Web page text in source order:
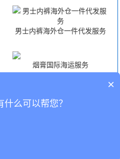
男士内裤海外仓一件代发服务
烟膏国际海运服务
烟膏FBA头程
韬博供应链有限公司
×
么可以帮您？